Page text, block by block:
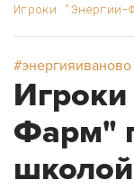
Игроки "Энергии-
#энергияиваново
Фарм"
школой